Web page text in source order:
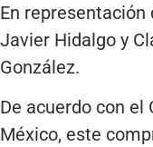
En representación
Javier Hidalgo y
González.
De acuerdo con el
México, este